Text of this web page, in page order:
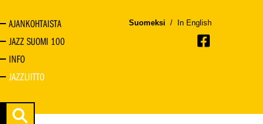
AJANKOHTAISTA
JAZZ SUOMI 100
INFO
JAZZLIITTO
Suomeksi / In English